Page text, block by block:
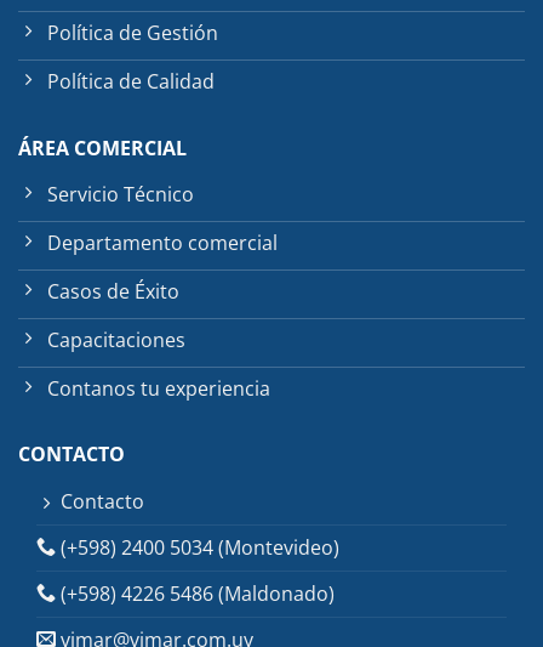
Política de Gestión
Política de Calidad
ÁREA COMERCIAL
Servicio Técnico
Departamento comercial
Casos de Éxito
Capacitaciones
Contanos tu experiencia
CONTACTO
Contacto
(+598) 2400 5034 (Montevideo)
(+598) 4226 5486 (Maldonado)
vimar@vimar.com.uy